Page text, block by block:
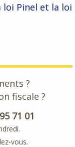
loi Pinel et la loi
?
fiscale ?
71 01
vous.